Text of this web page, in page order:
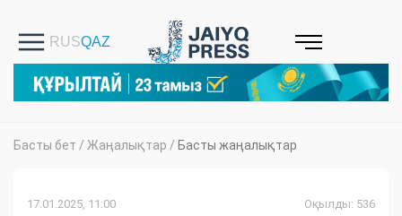
Басты бет / Жаңалықтар / Басты жаңалықтар
17.01.2025, 11:00 Оқылды: 536